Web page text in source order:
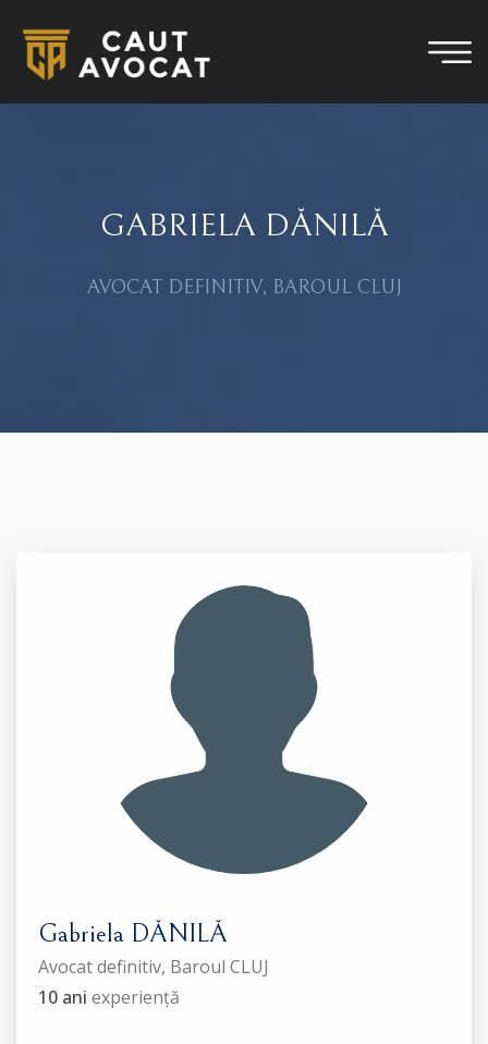
GABRIELA DĂNILĂ
AVOCAT DEFINITIV, BAROUL CLUJ
Gabriela DĂNILĂ
Avocat definitiv, Baroul CLUJ
10 ani experiență